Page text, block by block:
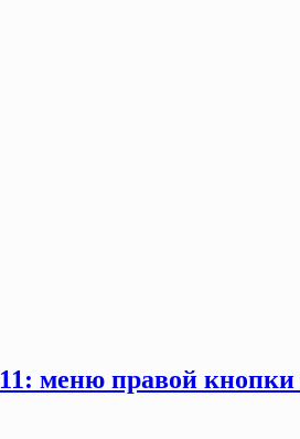
меню правой